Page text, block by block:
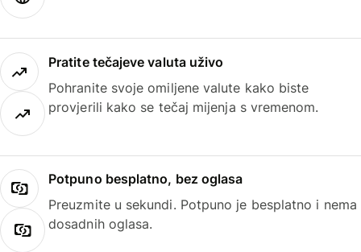
Pratite tečajeve valuta uživo
Pohranite svoje omiljene valute kako biste
provjerili kako se tečaj mijenja s vremenom.
Potpuno besplatno, bez oglasa
Preuzmite u sekundi. Potpuno je besplatno i nema
dosadnih oglasa.